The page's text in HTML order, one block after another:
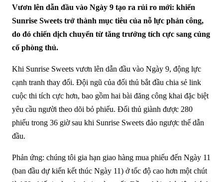
Vươn lên dẫn đầu vào Ngày 9 tạo ra rủi ro mới: khiến
Sunrise Sweets trở thành mục tiêu của nỗ lực phản công,
do đó chiến dịch chuyển từ tăng trưởng tích cực sang củng
cố phòng thủ.
Khi Sunrise Sweets vươn lên dẫn đầu vào Ngày 9, động lực
cạnh tranh thay đổi. Đội ngũ của đối thủ bắt đầu chia sẻ link
cuộc thi tích cực hơn, bao gồm hai bài đăng công khai đặc biệt
yêu cầu người theo dõi bỏ phiếu. Đối thủ giành được 280
phiếu trong 36 giờ sau khi Sunrise Sweets đảo ngược thế dẫn
đầu.
Phản ứng: chúng tôi gia hạn giao hàng mua phiếu đến Ngày 11
(ban đầu dự kiến kết thúc Ngày 11) ở tốc độ cao hơn một chút